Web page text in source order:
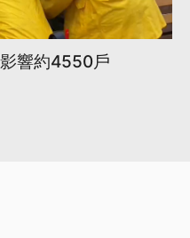
響約4550戶